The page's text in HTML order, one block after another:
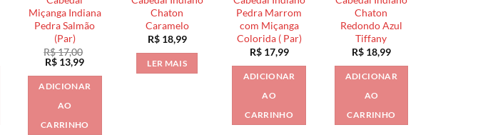
Miçanga Indiana
Pedra Salmão
(Par)
R$17,00
O
original
era:
R$ 17,00.
R$ 13,99O
atual
é:
ADICIONAR
AO
CARRINHO
Chaton
Caramelo
R$18,99
LER MAIS
Pedra Marrom
com Miçanga
Colorida ( Par)
R$17,99
ADICIONAR
AO
CARRINHO
Chaton
Redondo Azul
Tiffany
R$18,99
ADICIONAR
AO
CARRINHO